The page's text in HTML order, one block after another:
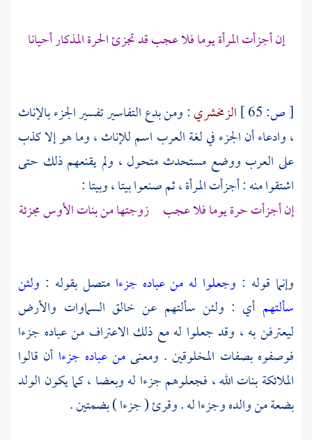
إن أجزأت المرأة يوما فلا عجب قد تجزئ الحرة المذكار أحيانا
[ص: الزمخشري: ومن بدع التفاسير تفسير الجزء بالإناث
، وادعاء أن الجزء في لغة العرب اسم للإناث ، وما هو إلا كذب
على العرب ووضع مستحدث متحول ، ولم يقنعهم ذلك حتى
اشتقوا منه : أجزأت المرأة ، ثم صنعوا بيتا ، وبيتا :
إن أجزأت حرة يوما فلا عجب زوجتها من بنات الأوس مجزئة
وإنما قوله : وجعلوا له من عباده جزءامتصل بقوله : ولئن
سألتهم أي : ولئن سألتهم عن خالق السماوات والأرض
ليعترفن به ، وقد جعلوا له مع ذلك الاعتراف من عباده جزءا
فوصفوه بصفات المخلوقين . ومعنىمن عباده جزءا أن قالوا
الملائكة بنات الله ، فجعلوهم جزءا له وبعضا ، كما يكون الولد
بضعة من والده وجزءا له . وقرئ ( جزءا ) بضمتين .